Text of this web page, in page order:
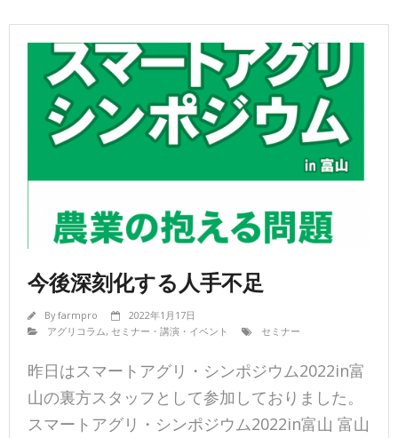
今後深刻化する人手不足
Byfarmpro
2022年1月17日
アグリコラム, セミナー・講演・イベント セミナー
昨日はスマートアグリ・シンポジウム2022in富
山の裏方スタッフとして参加しておりました。
スマートアグリ・シンポジウム2022in富山 富山